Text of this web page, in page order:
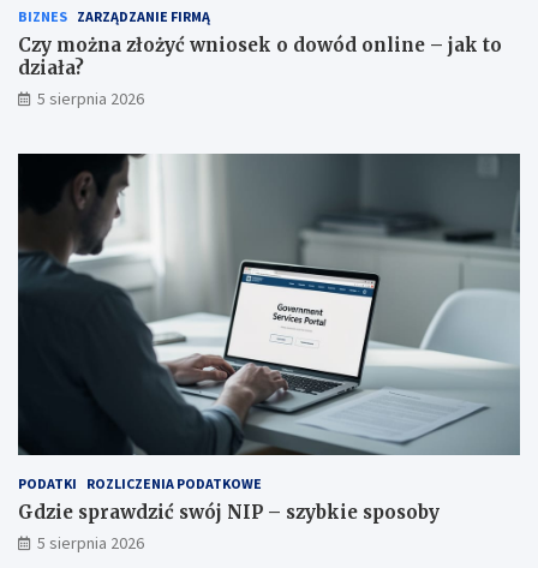
BIZNES ZARZĄDZANIE FIRMĄ
Czy można złożyć wniosek o dowód online – jak to
działa?
5 sierpnia 2026
PODATKI ROZLICZENIA PODATKOWE
Gdzie sprawdzić swój NIP – szybkie sposoby
5 sierpnia 2026